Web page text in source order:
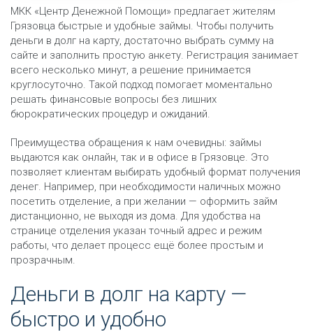
МКК «Центр Денежной Помощи» предлагает жителям
Грязовца быстрые и удобные займы. Чтобы получить
деньги в долг на карту, достаточно выбрать сумму на
сайте и заполнить простую анкету. Регистрация занимает
всего несколько минут, а решение принимается
круглосуточно. Такой подход помогает моментально
решать финансовые вопросы без лишних
бюрократических процедур и ожиданий.
Преимущества обращения к нам очевидны: займы
выдаются как онлайн, так и в офисе в Грязовце. Это
позволяет клиентам выбирать удобный формат получения
денег. Например, при необходимости наличных можно
посетить отделение, а при желании — оформить займ
дистанционно, не выходя из дома. Для удобства на
странице отделения указан точный адрес и режим
работы, что делает процесс ещё более простым и
прозрачным.
Деньги в долг на карту —
быстро и удобно